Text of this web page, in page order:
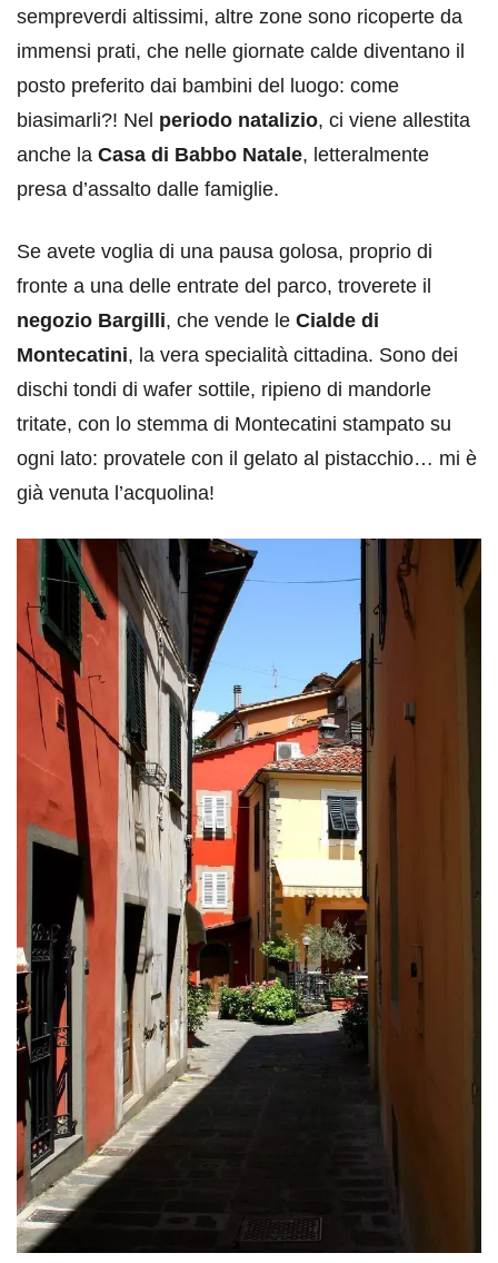
sempreverdi altissimi, altre zone sono ricoperte da
immensi prati, che nelle giornate calde diventano il
posto preferito dai bambini del luogo: come
biasimarli?! Nel periodo natalizio, ci viene allestita
anche la Casa di Babbo Natale, letteralmente
presa d’assalto dalle famiglie.
Se avete voglia di una pausa golosa, proprio di
fronte a una delle entrate del parco, troverete il
negozio Bargilli, che vende le Cialde di
Montecatini, la vera specialità cittadina. Sono dei
dischi tondi di wafer sottile, ripieno di mandorle
tritate, con lo stemma di Montecatini stampato su
ogni lato: provatele con il gelato al pistacchio… mi è
già venuta l’acquolina!